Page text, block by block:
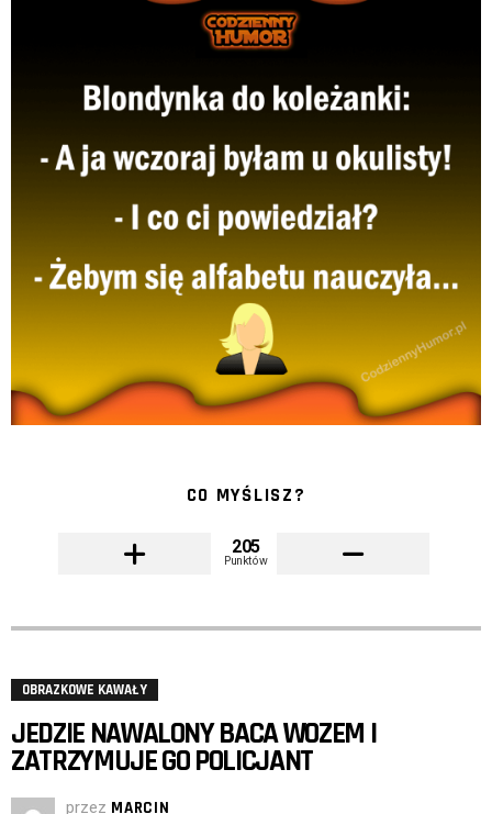
CO MYŚLISZ?
205
Punktów
OBRAZKOWE KAWAŁY
JEDZIE NAWALONY BACA WOZEM I
ZATRZYMUJE GO POLICJANT
przez MARCIN